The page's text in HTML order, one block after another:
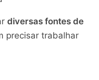
diversas fontes de
precisar trabalhar